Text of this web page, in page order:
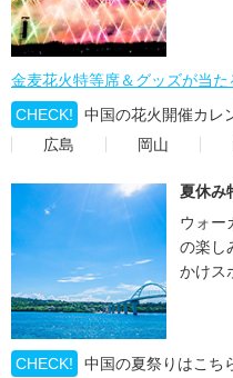
金麦花火特等席＆グッズが当た
CHECK!
中国の花火開催カレ
広島
岡山
夏休み
ウォー
の楽し
かけス
CHECK!
中国の夏祭りはこち